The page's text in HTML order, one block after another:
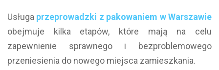
Usługa przeprowadzki z pakowaniem w Warszawie
obejmuje kilka etapów, które mają na celu
zapewnienie sprawnego i bezproblemowego
przeniesienia do nowego miejsca zamieszkania.